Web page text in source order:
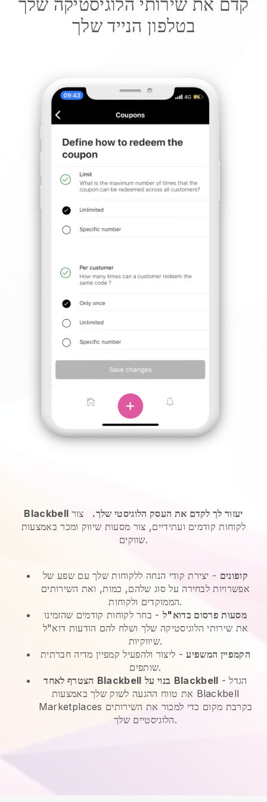
בטלפון הנייד שלך
Blackbell יעזור לך לקדם את העסק הלוגיסטי שלך.
צור
לקוחות קודמים ועתידיים, צור מסעות שיווק ומכר באמצעות
שווקים.
קופונים - יצירת קודי הנחה ללקוחות שלך עם שפע של
אפשרויות לבחירה על סוג שלהם, כמות, ואת השירותים
הממוקדים ולקוחות.
מסעות פרסום בדוא"ל- בחר לקוחות קודמים שהזמינו
את שירותי הלוגיסטיקה שלך ושלח להם הודעות דוא"ל
שיווקיות.
הקמפיין המשפיע- ליצור ולהפעיל קמפיין מדיה חברתית
שותפים.
הצטרף לאחד Blackbell בנוי על Blackbell -הגדל
את טווח ההגעה לשוק שלך באמצעות Blackbell
Marketplaces בקרבת מקום כדי למכור את השירותים
הלוגיסטיים שלך.